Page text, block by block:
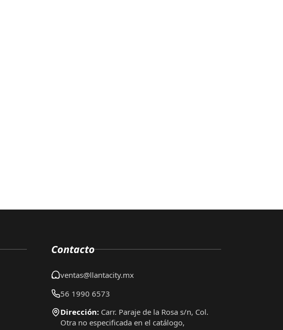
Contacto
ventas@llantacity.mx
56 1990 6573
Dirección: Carr. Paraje de la Rosa s/n, Col.
Otra no especificada en el catálogo,